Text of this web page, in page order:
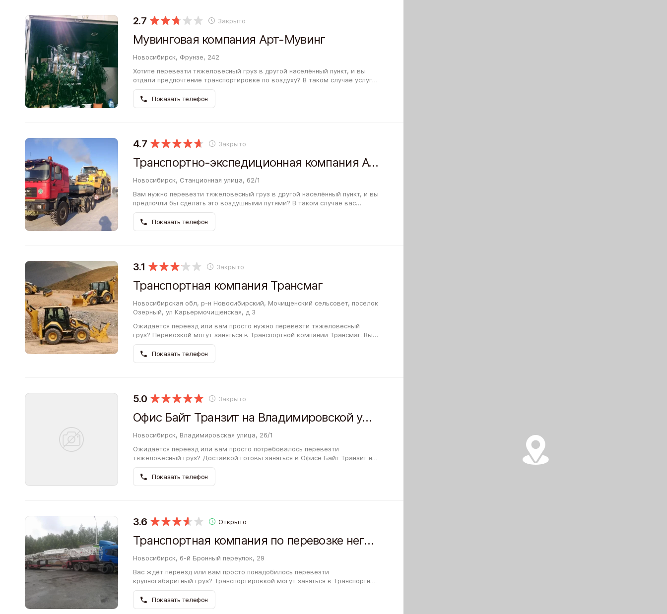
2.7 Закрыто
Мувинговая компания Арт-Мувинг
Новосибирск, Фрунзе, 242
Хотите перевезти тяжеловесный груз в другой населённый пункт, и вы
отдали предпочтение транспортировке по воздуху? В таком случае услуги
Мувинговой компании Арт-Мувингмогут быть вам полезны.…
Показать телефон
4.7 Закрыто
Транспортно-экспедиционная компания АТЭК Грузовые линии
Новосибирск, Станционная улица, 62/1
Вам нужно перевезти тяжеловесный груз в другой населённый пункт, и вы
предпочли бы сделать это воздушными путями? В таком случае вас
может заинтересовать Транспортно-экспедиционна я компания…
Показать телефон
3.1 Закрыто
Транспортная компания Трансмаг
Новосибирская обл, р-н Новосибирский, Мочищенский сельсовет, поселок
Озерный, ул Карьермочищенская, д 3
Ожидается переезд или вам просто нужно перевезти тяжеловесный
груз? Перевозкой могут заняться в Транспортной компании Трансмаг. Вы
сможете до заключения договора узнать у оператора о тарифах…
Показать телефон
5.0 Закрыто
Офис Байт Транзит на Владимировской улице
Новосибирск, Владимировская улица, 26/1
Ожидается переезд или вам просто потребовалось перевезти
тяжеловесный груз? Доставкой готовы заняться в Офисе Байт Транзит на
Владимировской улице. Вы сможете до заключения договора узнать у…
Показать телефон
3.6 Открыто
Транспортная компания по перевозке негабаритных грузов тралами и самогрузами СибТралСоюз
Новосибирск, 6-й Бронный переулок, 29
Вас ждёт переезд или вам просто понадобилось перевезти
крупногабаритный груз? Транспортировкой могут заняться в Транспортная
компания по перевозке негабаритных грузов тралами и самогрузами
СибТралСоюз.…
Показать телефон